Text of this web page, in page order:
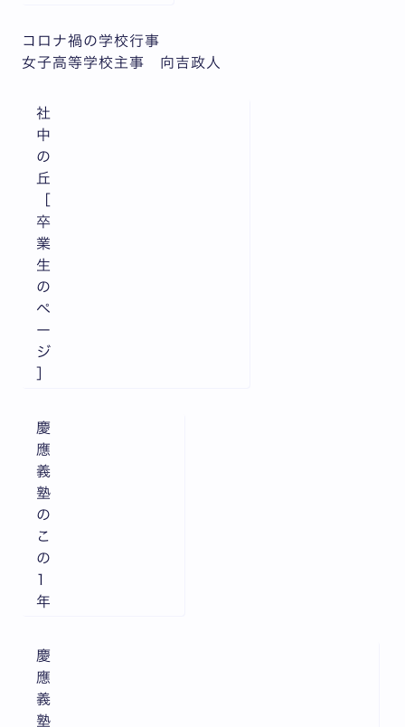
コロナ禍の学校行事
女子高等学校主事 向吉政人
社
中
の
丘
［
卒
業
生
の
ペ
ー
ジ
］
慶
應
義
塾
の
こ
の
1
年
慶
應
義
塾